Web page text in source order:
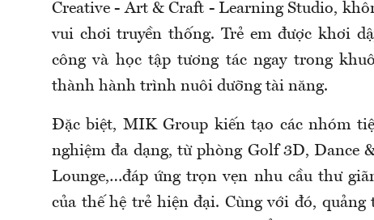
Creative - Art & Craft - Learning Studio,
vui chơi truyền thống. Trẻ em được khơi
công và học tập tương tác ngay trong
thành hành trình nuôi dưỡng tài năng.
Đặc biệt, MIK Group kiến tạo các nhóm
nghiệm đa dạng, từ phòng Golf 3D, Dance
Lounge,…đáp ứng trọn vẹn nhu cầu thư
của thế hệ trẻ hiện đại. Cùng với đó,